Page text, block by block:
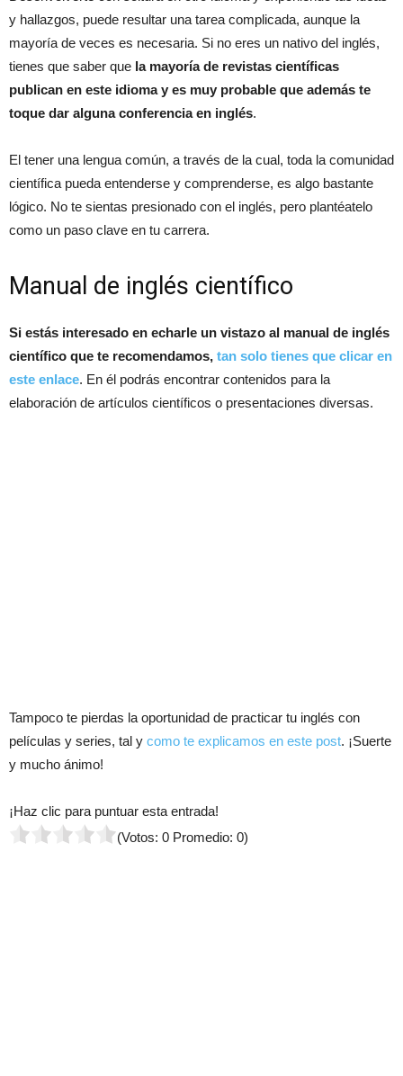
y hallazgos, puede resultar una tarea complicada, aunque la
mayoría de veces es necesaria. Si no eres un nativo del inglés,
tienes que saber que la mayoría de revistas científicas
publican en este idioma y es muy probable que además te
toque dar alguna conferencia en inglés.
El tener una lengua común, a través de la cual, toda la comunidad
científica pueda entenderse y comprenderse, es algo bastante
lógico. No te sientas presionado con el inglés, pero plantéatelo
como un paso clave en tu carrera.
Manual de inglés científico
Si estás interesado en echarle un vistazo al manual de inglés
científico que te recomendamos, tan solo tienes que clicar en
este enlace. En él podrás encontrar contenidos para la
elaboración de artículos científicos o presentaciones diversas.
Tampoco te pierdas la oportunidad de practicar tu inglés con
películas y series, tal y como te explicamos en este post. ¡Suerte
y mucho ánimo!
¡Haz clic para puntuar esta entrada!
(Votos: 0 Promedio: 0)